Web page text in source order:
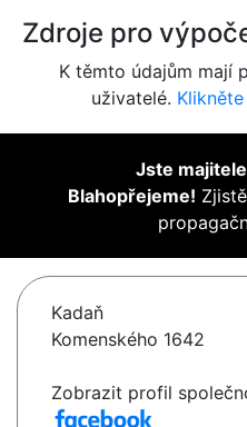
Zdroje pro
K těmto údajům mají
uživatelé.
Jste
Blahopřejeme!
Kadaň
Komenského 1642
Zobrazit profil